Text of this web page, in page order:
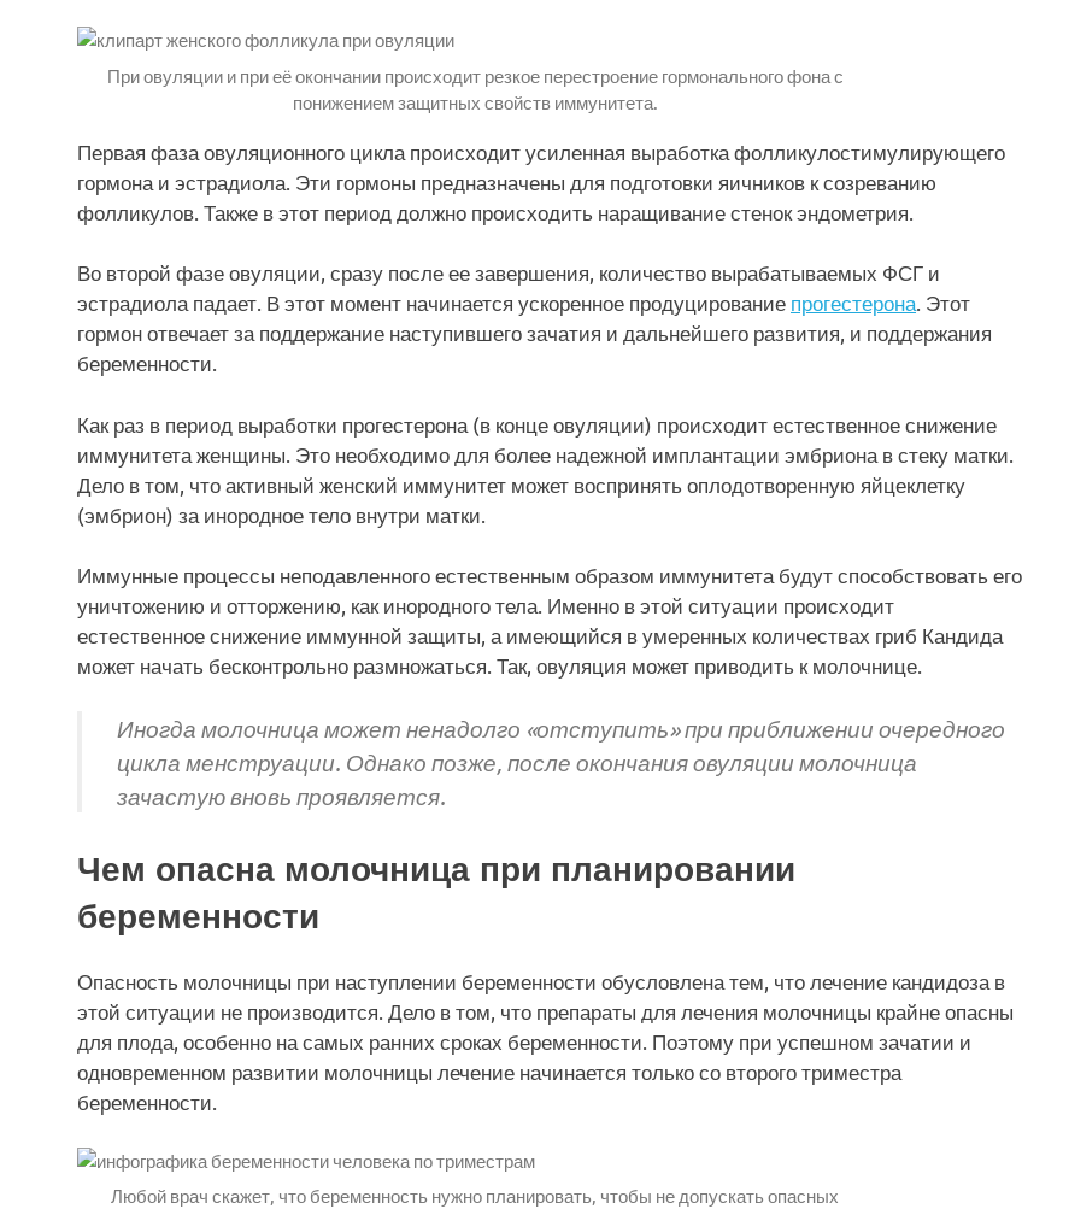
При овуляции и при её окончании происходит резкое перестроение гормонального фона с
понижением защитных свойств иммунитета.
Первая фаза овуляционного цикла происходит усиленная выработка фолликулостимулирующего
гормона и эстрадиола. Эти гормоны предназначены для подготовки яичников к созреванию
фолликулов. Также в этот период должно происходить наращивание стенок эндометрия.
Во второй фазе овуляции, сразу после ее завершения, количество вырабатываемых ФСГ и
эстрадиола падает. В этот момент начинается ускоренное продуцирование прогестерона. Этот
гормон отвечает за поддержание наступившего зачатия и дальнейшего развития, и поддержания
беременности.
Как раз в период выработки прогестерона (в конце овуляции) происходит естественное снижение
иммунитета женщины. Это необходимо для более надежной имплантации эмбриона в стеку матки.
Дело в том, что активный женский иммунитет может воспринять оплодотворенную яйцеклетку
(эмбрион) за инородное тело внутри матки.
Иммунные процессы неподавленного естественным образом иммунитета будут способствовать его
уничтожению и отторжению, как инородного тела. Именно в этой ситуации происходит
естественное снижение иммунной защиты, а имеющийся в умеренных количествах гриб Кандида
может начать бесконтрольно размножаться. Так, овуляция может приводить к молочнице.
Иногда молочница может ненадолго «отступить» при приближении очередного
цикла менструации. Однако позже, после окончания овуляции молочница
зачастую вновь проявляется.
Чем опасна молочница при планировании
беременности
Опасность молочницы при наступлении беременности обусловлена тем, что лечение кандидоза в
этой ситуации не производится. Дело в том, что препараты для лечения молочницы крайне опасны
для плода, особенно на самых ранних сроках беременности. Поэтому при успешном зачатии и
одновременном развитии молочницы лечение начинается только со второго триместра
беременности.
Любой врач скажет, что беременность нужно планировать, чтобы не допускать опасных